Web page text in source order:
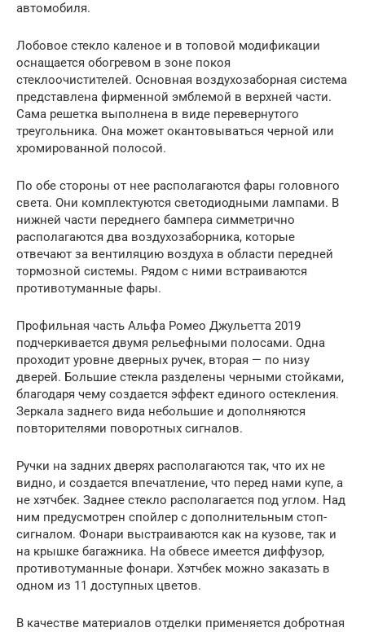
автомобиля.
Лобовое стекло каленое и в топовой модификации
оснащается обогревом в зоне покоя
стеклоочистителей. Основная воздухозаборная система
представлена фирменной эмблемой в верхней части.
Сама решетка выполнена в виде перевернутого
треугольника. Она может окантовываться черной или
хромированной полосой.
По обе стороны от нее располагаются фары головного
света. Они комплектуются светодиодными лампами. В
нижней части переднего бампера симметрично
располагаются два воздухозаборника, которые
отвечают за вентиляцию воздуха в области передней
тормозной системы. Рядом с ними встраиваются
противотуманные фары.
Профильная часть Альфа Ромео Джульетта 2019
подчеркивается двумя рельефными полосами. Одна
проходит уровне дверных ручек, вторая — по низу
дверей. Большие стекла разделены черными стойками,
благодаря чему создается эффект единого остекления.
Зеркала заднего вида небольшие и дополняются
повторителями поворотных сигналов.
Ручки на задних дверях располагаются так, что их не
видно, и создается впечатление, что перед нами купе, а
не хэтчбек. Заднее стекло располагается под углом. Над
ним предусмотрен спойлер с дополнительным стоп-
сигналом. Фонари выстраиваются как на кузове, так и
на крышке багажника. На обвесе имеется диффузор,
противотуманные фонари. Хэтчбек можно заказать в
одном из 11 доступных цветов.
В качестве материалов отделки применяется добротная